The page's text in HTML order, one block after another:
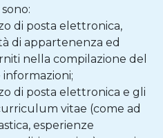
di posta elettronica,
di appartenenza ed
nella compilazione del
di posta elettronica e gli
vitae (come ad
esperienze